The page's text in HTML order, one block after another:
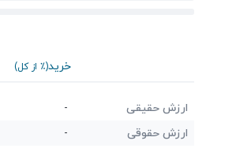
خرید(٪ از کل)
ارزش حقیقی -
ارزش حقوقی
-